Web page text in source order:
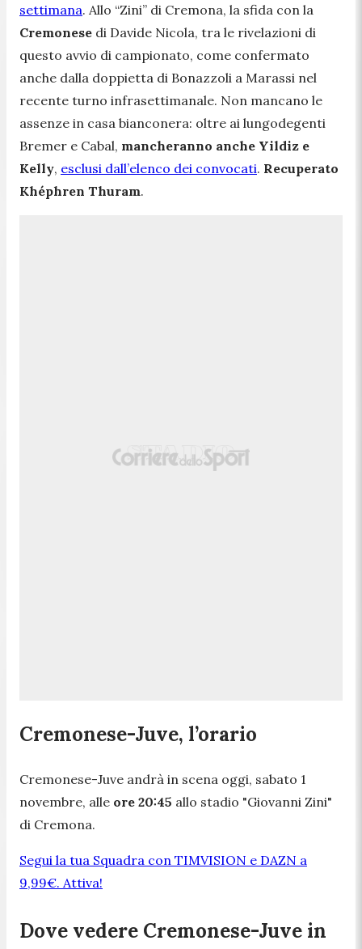
settimana. Allo “Zini” di Cremona, la sfida con la
Cremonese di Davide Nicola, tra le rivelazioni di
questo avvio di campionato, come confermato
anche dalla doppietta di Bonazzoli a Marassi nel
recente turno infrasettimanale. Non mancano le
assenze in casa bianconera: oltre ai lungodegenti
Bremer e Cabal, mancheranno anche Yildiz e
Kelly, esclusi dall’elenco dei convocati. Recuperato
Khéphren Thuram.
Cremonese-Juve, l’orario
Cremonese-Juve andrà in scena oggi, sabato 1
novembre, alle ore 20:45 allo stadio "Giovanni Zini"
di Cremona.
Segui la tua Squadra con TIMVISION e DAZN a
9,99€. Attiva!
Dove vedere Cremonese-Juve in